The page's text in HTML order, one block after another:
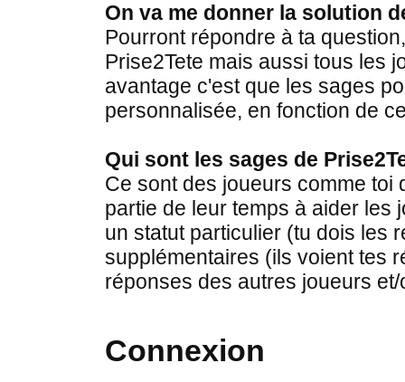
On va me donner la solution
Pourront répondre à ta
Prise2Tete mais aussi tous les
avantage c'est que les sages
personnalisée, en fonction de
Qui sont les sages de
Ce sont des joueurs comme toi
partie de leur temps à aider les
un statut particulier (tu dois les
supplémentaires (ils voient tes
réponses des autres joueurs
Connexion